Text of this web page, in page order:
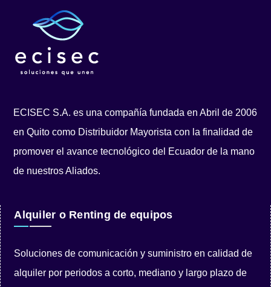
ECISEC S.A. es una compañía fundada en Abril de 2006
en Quito como Distribuidor Mayorista con la finalidad de
promover el avance tecnológico del Ecuador de la mano
de nuestros Aliados.
Alquiler o Renting de equipos
Soluciones de comunicación y suministro en calidad de
alquiler por periodos a corto, mediano y largo plazo de